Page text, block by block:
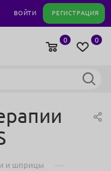
ВОЙТИ РЕГИСТРАЦИЯ
0
0
и шприцы —